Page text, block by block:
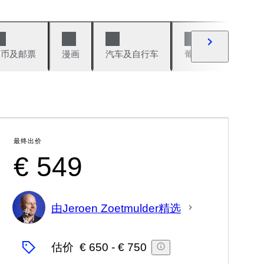
及邮票 漫画 汽车及自行车 葡萄酒及烈性酒
最终出价
€ 549
专
家
由Jeroen Zoetmulder精选
估价 € 650 - € 750